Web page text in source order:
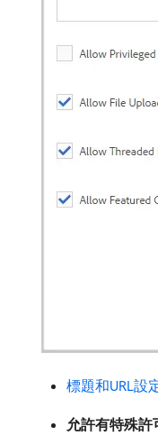
標題和URL設
允許有特殊許